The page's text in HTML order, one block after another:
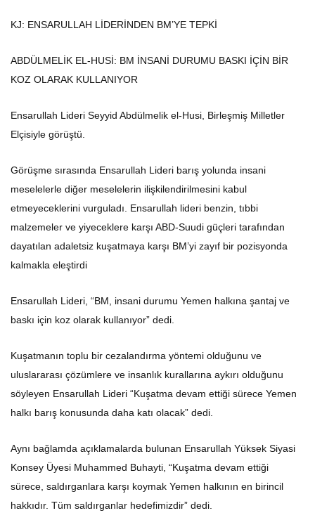
KJ: ENSARULLAH LİDERİNDEN BM’YE TEPKİ
ABDÜLMELİK EL-HUSİ: BM İNSANİ DURUMU BASKI İÇİN BİR
KOZ OLARAK KULLANIYOR
Ensarullah Lideri Seyyid Abdülmelik el-Husi, Birleşmiş Milletler
Elçisiyle görüştü.
Görüşme sırasında Ensarullah Lideri barış yolunda insani
meselelerle diğer meselelerin ilişkilendirilmesini kabul
etmeyeceklerini vurguladı. Ensarullah lideri benzin, tıbbi
malzemeler ve yiyeceklere karşı ABD-Suudi güçleri tarafından
dayatılan adaletsiz kuşatmaya karşı BM’yi zayıf bir pozisyonda
kalmakla eleştirdi
Ensarullah Lideri, “BM, insani durumu Yemen halkına şantaj ve
baskı için koz olarak kullanıyor” dedi.
Kuşatmanın toplu bir cezalandırma yöntemi olduğunu ve
uluslararası çözümlere ve insanlık kurallarına aykırı olduğunu
söyleyen Ensarullah Lideri “Kuşatma devam ettiği sürece Yemen
halkı barış konusunda daha katı olacak” dedi.
Aynı bağlamda açıklamalarda bulunan Ensarullah Yüksek Siyasi
Konsey Üyesi Muhammed Buhayti, “Kuşatma devam ettiği
sürece, saldırganlara karşı koymak Yemen halkının en birincil
hakkıdır. Tüm saldırganlar hedefimizdir” dedi.